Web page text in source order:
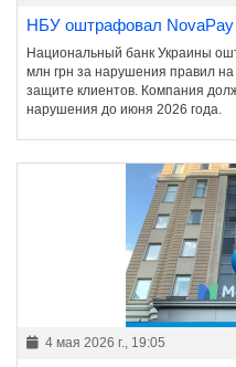
НБУ оштрафовал NovaPay
Национальный банк Украины
млн грн за нарушения правил
защите клиентов. Компания
нарушения до июня 2026 года.
4 мая 2026 г., 19:05